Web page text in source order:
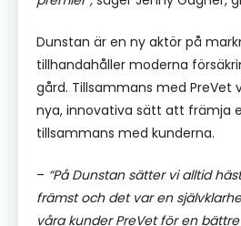
Dunstan är en ny aktör på
tillhandahåller moderna
gård. Tillsammans med PreVet
nya, innovativa sätt att främja
tillsammans med kunderna.
– “På Dunstan sätter vi alltid
främst och det var en
våra kunder PreVet för en